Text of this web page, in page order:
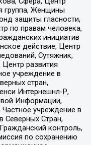
группа, Женщины
защиты гласности,
по правам человека,
инициатив
действие, Центр
Сутяжник,
развития
учреждение в
стран,
Интернешнл-Р,
Информации,
Частное учреждение в
Северных Стран,
контроль,
по сохранению